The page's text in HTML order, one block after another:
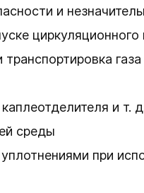
и
циркуляционного
газа
и т.
среды
при